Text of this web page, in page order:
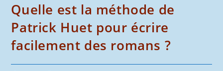
Quelle est la méthode de
Patrick Huet pour écrire
facilement des romans ?